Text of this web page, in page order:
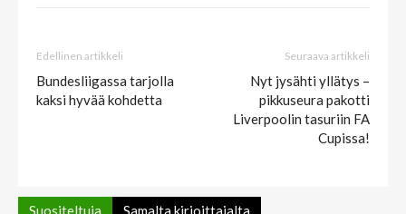
Edellinen artikkeli
Bundesliigassa tarjolla
kaksi hyvää kohdetta
Seuraava artikkeli
Nyt jysähti yllätys –
pikkuseura pakotti
Liverpoolin tasuriin FA
Cupissa!
Suositeltuja Samalta kirjoittajalta